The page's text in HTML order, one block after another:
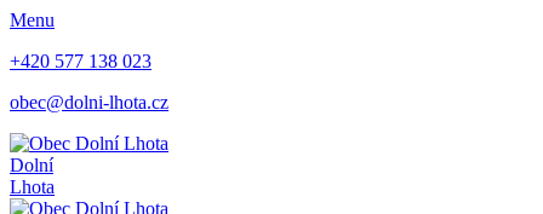
Menu
+420 577 138 023
obec@dolni-lhota.cz
Dolní
Lhota